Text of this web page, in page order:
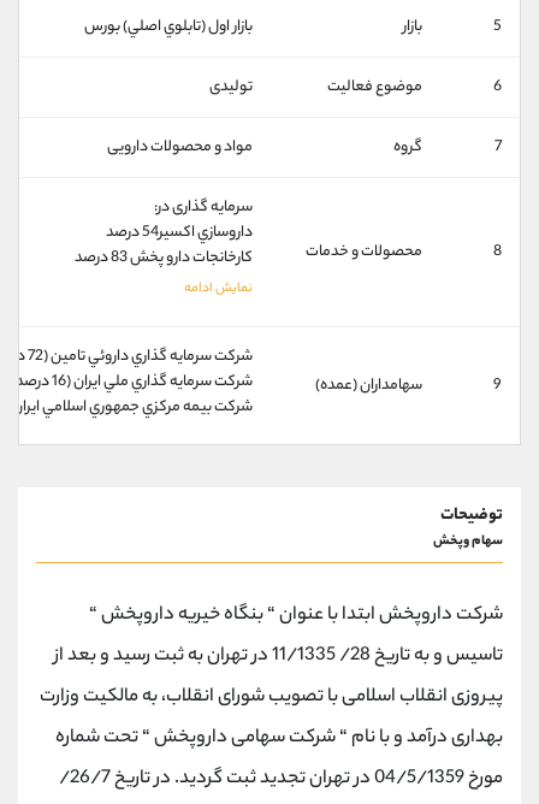
5 بازار بازار اول (تابلوي اصلي) بورس
6 موضوع فعالیت تولیدی
7 گروه مواد و محصولات دارویی
8 محصولات و خدمات
سرمایه گذاری در:
داروسازي اکسير54 درصد
کارخانجات دارو پخش 83 درصد
9 سهامداران (عمده)
شركت سرمايه گذاري داروئي تامين (72 درصد)
شركت سرمايه گذاري ملي ايران (16 درصد)
شركت بيمه مركزي جمهوري اسلامي ايران (1 درصد)
توضیحات
سهام وپخش
شرکت داروپخش ابتدا با عنوان “ بنگاه خیریه داروپخش “
تاسیس و به تاریخ 28/ 11/1335 در تهران به ثبت رسید و بعد از
پیروزی انقلاب اسلامی با تصویب شورای انقلاب، به مالکیت وزارت
بهداری درآمد و با نام “ شرکت سهامی داروپخش “ تحت شماره
مورخ 04/5/1359 در تهران تجدید ثبت گردید. در تاریخ 26/7/